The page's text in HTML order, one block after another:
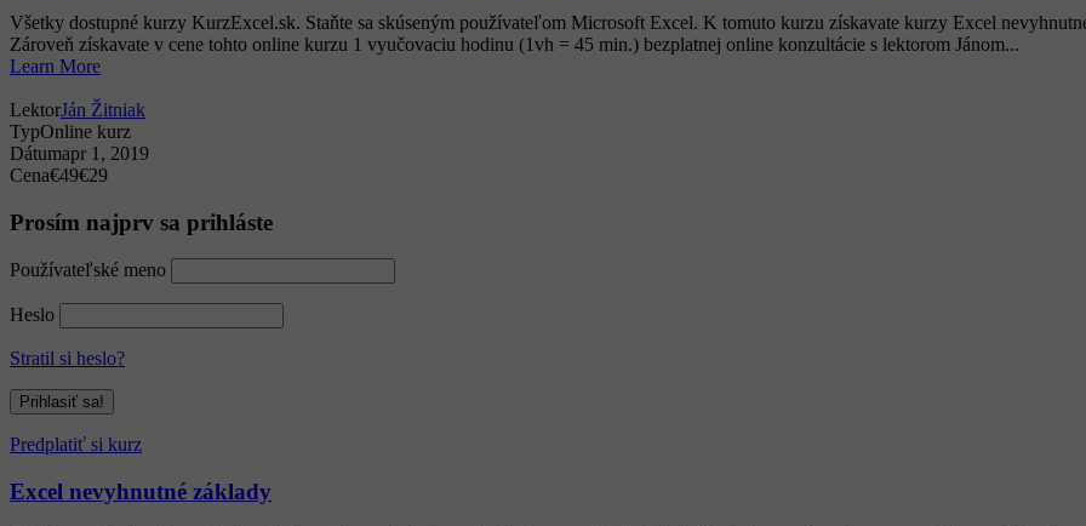
Všetky dostupné kurzy KurzExcel.sk. Staňte sa skúseným používateľom Microsoft Excel. K tomuto kurzu získavate kurzy Excel
Zároveň získavate v cene tohto online kurzu 1 vyučovaciu hodinu (1vh = 45 min.) bezplatnej online konzultácie s lektorom Jánom...
Learn More
LektorJán Žitniak
TypOnline kurz
Dátumapr 1, 2019
Cena€49€29
Prosím najprv sa prihláste
Používateľské meno
Heslo
Stratil si heslo?
Predplatiť si kurz
Excel nevyhnutné základy